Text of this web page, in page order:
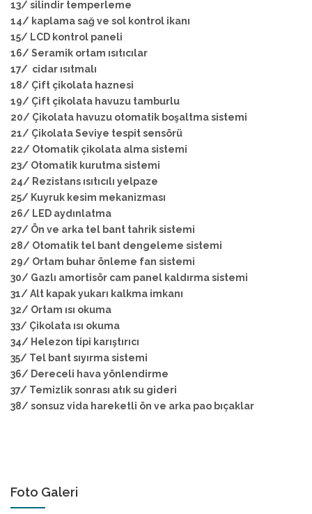
13/ silindir temperleme
14/ kaplama sağ ve sol kontrol ikanı
15/ LCD kontrol paneli
16/ Seramik ortam ısıtıcılar
17/ cidar ısıtmalı
18/ Çift çikolata haznesi
19/ Çift çikolata havuzu tamburlu
20/ Çikolata havuzu otomatik boşaltma sistemi
21/ Çikolata Seviye tespit sensörü
22/ Otomatik çikolata alma sistemi
23/ Otomatik kurutma sistemi
24/ Rezistans ısıtıcılı yelpaze
25/ Kuyruk kesim mekanizması
26/ LED aydınlatma
27/ Ön ve arka tel bant tahrik sistemi
28/ Otomatik tel bant dengeleme sistemi
29/ Ortam buhar önleme fan sistemi
30/ Gazlı amortisör cam panel kaldırma sistemi
31/ Alt kapak yukarı kalkma imkanı
32/ Ortam ısı okuma
33/ Çikolata ısı okuma
34/ Helezon tipi karıştırıcı
35/ Tel bant sıyırma sistemi
36/ Dereceli hava yönlendirme
37/ Temizlik sonrası atık su gideri
38/ sonsuz vida hareketli ön ve arka pao bıçaklar
Foto Galeri